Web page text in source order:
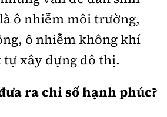
ô nhiễm môi trường,
ô nhiễm không khí
xây dựng đô thị.
ra chỉ số hạnh phúc?